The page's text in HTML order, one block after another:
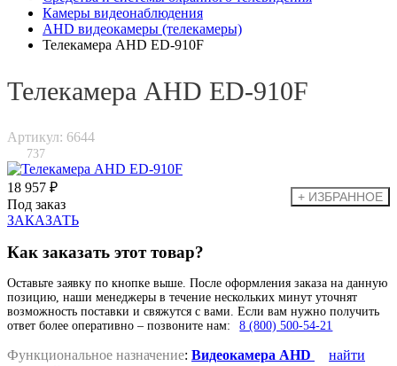
Камеры видеонаблюдения
AHD видеокамеры (телекамеры)
Телекамера AHD ED-910F
Телекамера AHD ED-910F
Артикул: 6644
737
18 957 ₽
Под заказ
ЗАКАЗАТЬ
Как заказать этот товар?
Оставьте заявку по кнопке выше. После оформления заказа на данную
позицию, наши менеджеры в течение нескольких минут уточнят
возможность поставки и свяжутся с вами. Если вам нужно получить
ответ более оперативно – позвоните нам:
8 (800) 500-54-21
Функциональное назначение: Видеокамера AHD
найти